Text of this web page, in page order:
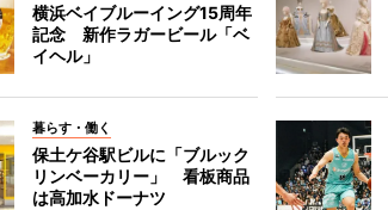
横浜ベイブルーイング15周年
記念 新作ラガービール「ベ
イヘル」
暮らす・働く
保土ケ谷駅ビルに「ブルック
リンベーカリー」 看板商品
は高加水ドーナツ